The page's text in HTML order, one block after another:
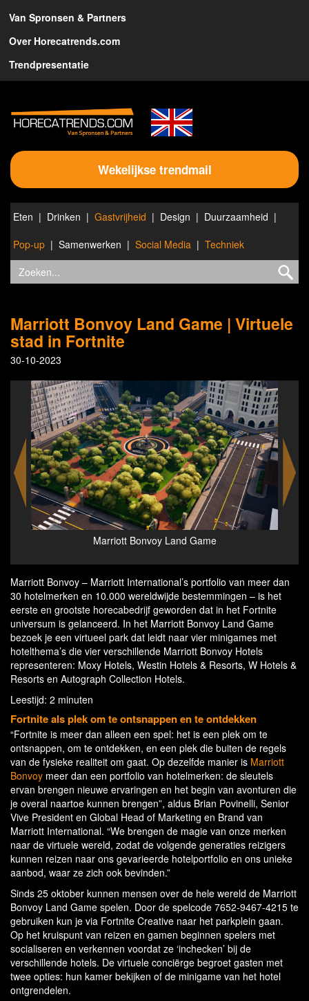
Van Spronsen & Partners
Over Horecatrends.com
Trendpresentatie
Wekelijkse trendmail
Eten Drinken Gastvrijheid Design
Duurzaamheid
Pop-up
Samenwerken Social Media Techniek
Marriott Bonvoy Land Game | Virtuele
stad in Fortnite
30-10-2023
Marriott Bonvoy Land Game
Marriott Bonvoy – Marriott International’s portfolio van meer dan
30 hotelmerken en 10.000 wereldwijde bestemmingen – is het
eerste en grootste horecabedrijf geworden dat in het Fortnite
universum is gelanceerd. In het Marriott Bonvoy Land Game
bezoek je een virtueel park dat leidt naar vier minigames met
hotelthema’s die vier verschillende Marriott Bonvoy Hotels
representeren: Moxy Hotels, Westin Hotels & Resorts, W Hotels &
Resorts en Autograph Collection Hotels.
Leestijd: 2 minuten
Fortnite als plek om te ontsnappen en te ontdekken
“Fortnite is meer dan alleen een spel: het is een plek om te
ontsnappen, om te ontdekken, en een plek die buiten de regels
van de fysieke realiteit om gaat. Op dezelfde manier is Marriott
Bonvoy meer dan een portfolio van hotelmerken: de sleutels
ervan brengen nieuwe ervaringen en het begin van avonturen die
je overal naartoe kunnen brengen”, aldus Brian Povinelli, Senior
Vive President en Global Head of Marketing en Brand van
Marriott International. “We brengen de magie van onze merken
naar de virtuele wereld, zodat de volgende generaties reizigers
kunnen reizen naar ons gevarieerde hotelportfolio en ons unieke
aanbod, waar ze zich ook bevinden.”
Sinds 25 oktober kunnen mensen over de hele wereld de Marriott
Bonvoy Land Game spelen. Door de spelcode 7652-9467-4215 te
gebruiken kun je via Fortnite Creative naar het parkplein gaan.
Op het kruispunt van reizen en gamen beginnen spelers met
socialiseren en verkennen voordat ze ‘inchecken’ bij de
verschillende hotels. De virtuele conciërge begroet gasten met
twee opties: hun kamer bekijken of de minigame van het hotel
ontgrendelen.